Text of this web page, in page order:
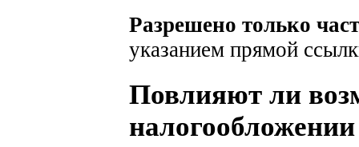
Разрешено только
указанием прямой
Повлияют ли